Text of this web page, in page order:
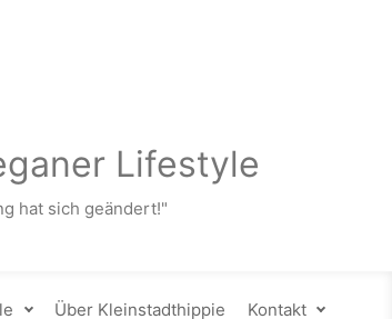
Lifestyle
hat sich geändert!"
Über Kleinstadthippie Kontakt